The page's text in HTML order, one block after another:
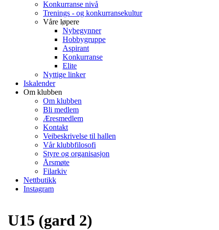
Konkurranse nivå
Trenings - og konkurransekultur
Våre løpere
Nybegynner
Hobbygruppe
Aspirant
Konkurranse
Elite
Nyttige linker
Iskalender
Om klubben
Om klubben
Bli medlem
Æresmedlem
Kontakt
Veibeskrivelse til hallen
Vår klubbfilosofi
Styre og organisasjon
Årsmøte
Filarkiv
Nettbutikk
Instagram
U15 (gard 2)